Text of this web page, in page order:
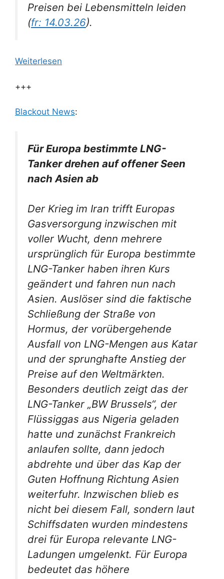
Preisen bei Lebensmitteln leiden
(fr: 14.03.26).
Weiterlesen
+++
Blackout News:
Für Europa bestimmte LNG-
Tanker drehen auf offener Seen
nach Asien ab
Der Krieg im Iran trifft Europas
Gasversorgung inzwischen mit
voller Wucht, denn mehrere
ursprünglich für Europa bestimmte
LNG-Tanker haben ihren Kurs
geändert und fahren nun nach
Asien. Auslöser sind die faktische
Schließung der Straße von
Hormus, der vorübergehende
Ausfall von LNG-Mengen aus Katar
und der sprunghafte Anstieg der
Preise auf den Weltmärkten.
Besonders deutlich zeigt das der
LNG-Tanker „BW Brussels“, der
Flüssiggas aus Nigeria geladen
hatte und zunächst Frankreich
anlaufen sollte, dann jedoch
abdrehte und über das Kap der
Guten Hoffnung Richtung Asien
weiterfuhr. Inzwischen blieb es
nicht bei diesem Fall, sondern laut
Schiffsdaten wurden mindestens
drei für Europa relevante LNG-
Ladungen umgelenkt. Für Europa
bedeutet das höhere